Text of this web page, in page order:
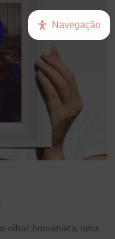
olhar humanista, uma
Navegação